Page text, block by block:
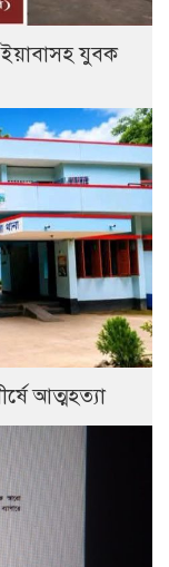
ইয়াবাসহ যুবক
আত্মহত্যা